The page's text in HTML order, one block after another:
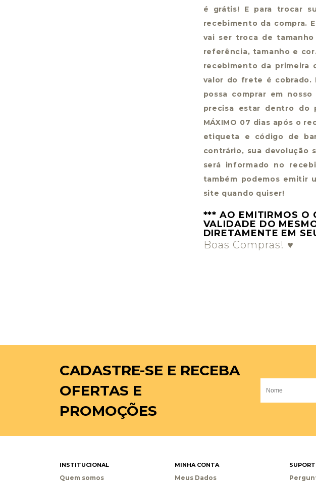
é grátis! E para trocar
recebimento da compra.
vai ser troca de
referência, tamanho e
recebimento da
valor do frete é cobrado.
possa comprar em
precisa estar dentro do
MÁXIMO 07 dias após o
etiqueta e código de
contrário, sua devolução
será informado no
também podemos emitir
site quando quiser!
*** AO EMITIRMOS O
VALIDADE DO
DIRETAMENTE EM
Boas Compras! ♥
CADASTRE-SE E RECEBA
OFERTAS E
PROMOÇÕES
INSTITUCIONAL
Quem somos
MINHA CONTA
Meus Dados